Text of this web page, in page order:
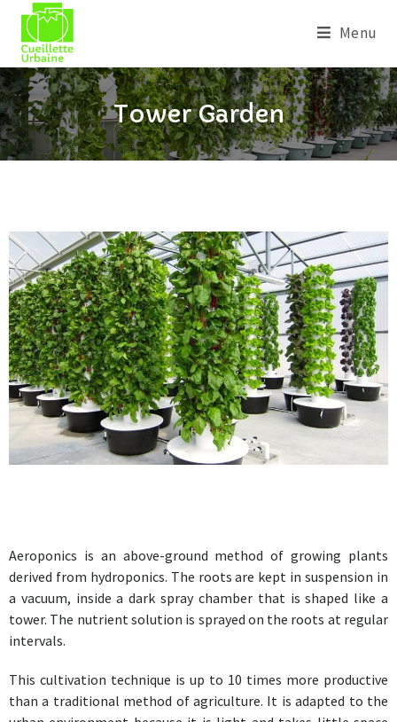
Menu
Tower Garden
Aeroponics is an above-ground method of growing plants
derived from hydroponics. The roots are kept in suspension in
a vacuum, inside a dark spray chamber that is shaped like a
tower. The nutrient solution is sprayed on the roots at regular
intervals.
This cultivation technique is up to 10 times more productive
than a traditional method of agriculture. It is adapted to the